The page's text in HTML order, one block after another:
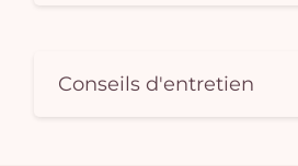
Conseils d'entretien